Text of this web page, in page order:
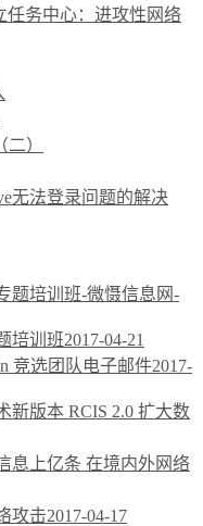
任务中心：进攻性网络
）
无法登录问题的解决
培训班2017-04-21
竞选团队电子邮件2017-
新版本 RCIS 2.0 扩大数
息上亿条 在境内外网络
攻击2017-04-17